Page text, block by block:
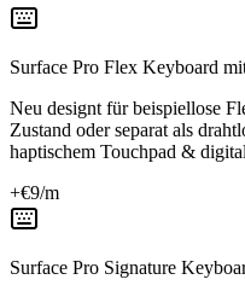
Surface Pro Flex Keyboard
Neu designt für beispiellose
Zustand oder separat als
haptischem Touchpad &
+€9/m
Surface Pro Signature